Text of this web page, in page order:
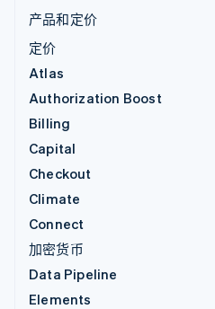
产品和定价
定价
Atlas
Authorization Boost
Billing
Capital
Checkout
Climate
Connect
加密货币
Data Pipeline
Elements